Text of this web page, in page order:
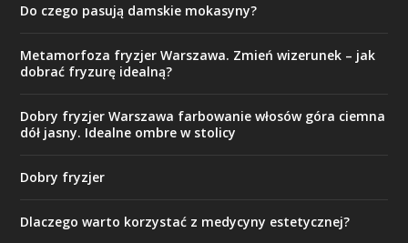
Do czego pasują damskie mokasyny?
Metamorfoza fryzjer Warszawa. Zmień wizerunek – jak
dobrać fryzurę idealną?
Dobry fryzjer Warszawa farbowanie włosów góra ciemna
dół jasny. Idealne ombre w stolicy
Dobry fryzjer
Dlaczego warto korzystać z medycyny estetycznej?